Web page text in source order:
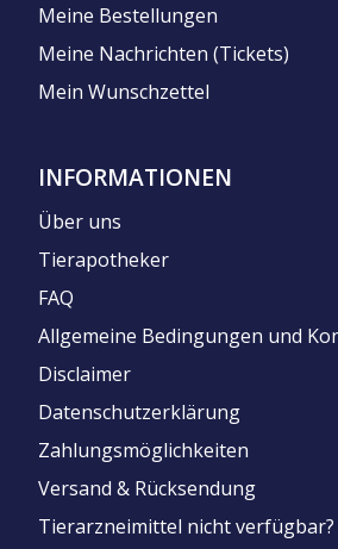
Meine Bestellungen
Meine Nachrichten (Tickets)
Mein Wunschzettel
INFORMATIONEN
Über uns
Tierapotheker
FAQ
Allgemeine Bedingungen und
Disclaimer
Datenschutzerklärung
Zahlungsmöglichkeiten
Versand & Rücksendung
Tierarzneimittel nicht verfügbar?